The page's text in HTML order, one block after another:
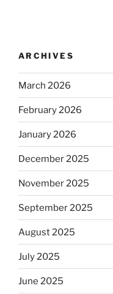
ARCHIVES
March 2026
February 2026
January 2026
December 2025
November 2025
September 2025
August 2025
July 2025
June 2025